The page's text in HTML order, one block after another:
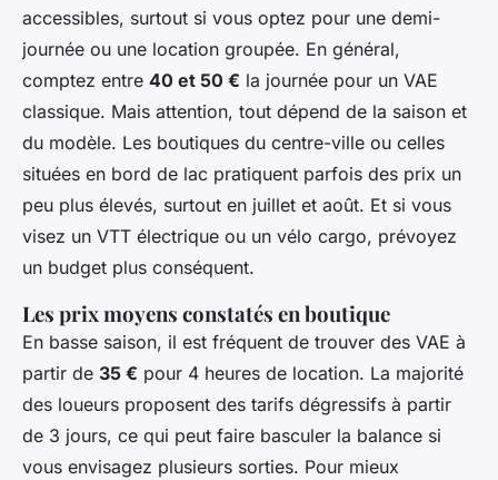
accessibles, surtout si vous optez pour une demi-
journée ou une location groupée. En général,
comptez entre 40 et 50 € la journée pour un VAE
classique. Mais attention, tout dépend de la saison et
du modèle. Les boutiques du centre-ville ou celles
situées en bord de lac pratiquent parfois des prix un
peu plus élevés, surtout en juillet et août. Et si vous
visez un VTT électrique ou un vélo cargo, prévoyez
un budget plus conséquent.
Les prix moyens constatés en boutique
En basse saison, il est fréquent de trouver des VAE à
partir de 35 € pour 4 heures de location. La majorité
des loueurs proposent des tarifs dégressifs à partir
de 3 jours, ce qui peut faire basculer la balance si
vous envisagez plusieurs sorties. Pour mieux